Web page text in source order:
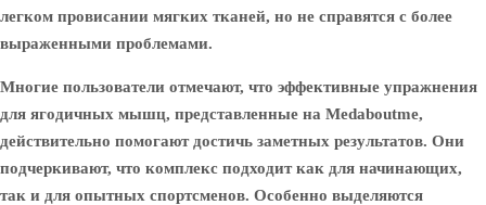
легком провисании мягких тканей, но не справятся с более
выраженными проблемами.
Многие пользователи отмечают, что эффективные упражнения
для ягодичных мышц, представленные на Medaboutme,
действительно помогают достичь заметных результатов. Они
подчеркивают, что комплекс подходит как для начинающих,
так и для опытных спортсменов. Особенно выделяются